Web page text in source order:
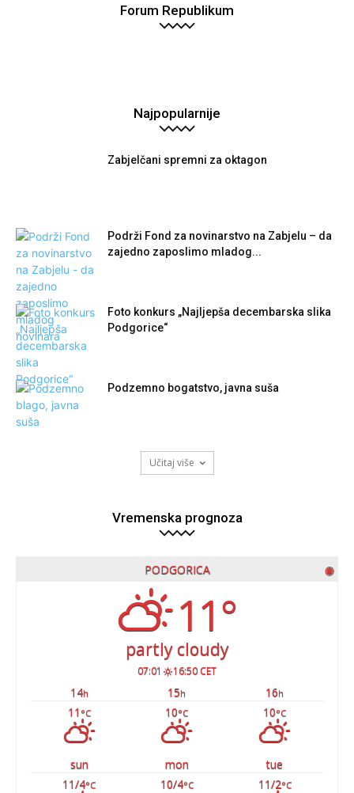
Forum Republikum
Najpopularnije
Zabjelčani spremni za oktagon
Podrži Fond za novinarstvo na Zabjelu – da
zajedno zaposlimo mladog...
Foto konkurs „Najljepša decembarska slika
Podgorice“
Podzemno bogatstvo, javna suša
Učitaj više
Vremenska prognoza
PODGORICA ◉
11°
partly cloudy
07:01 16:50 CET
14h 15h 16h
11 °C 10°C 10°C
sun mon
tue
11/4°C 10/4°C 11/2°C